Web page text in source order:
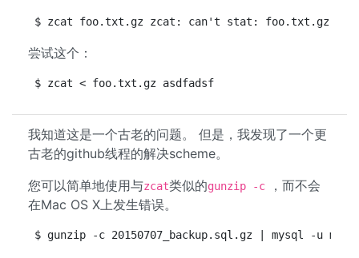
$ zcat foo.txt.gz zcat: can't stat: foo.txt.gz
尝试这个：
$ zcat < foo.txt.gz asdfadsf
我知道这是一个古老的问题。 但是，我发现了一个更
古老的github线程的解决scheme。
您可以简单地使用与zcat类似的gunzip -c
，而不会
在Mac OS X上发生错误。
$ gunzip -c 20150707_backup.sql.gz | mysql -u